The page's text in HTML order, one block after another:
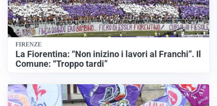
FIRENZE
La Fiorentina: “Non inizino i lavori al Franchi”. Il
Comune: “Troppo tardi”